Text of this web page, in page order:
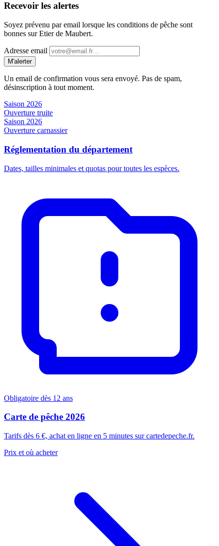
Recevoir les alertes
Soyez prévenu par email lorsque les conditions de pêche sont
bonnes sur Etier de Maubert.
Adresse email
M'alerter
Un email de confirmation vous sera envoyé. Pas de spam,
désinscription à tout moment.
Saison 2026
Ouverture truite
Saison 2026
Ouverture carnassier
Réglementation du département
Dates, tailles minimales et quotas pour toutes les espèces.
Obligatoire dès 12 ans
Carte de pêche 2026
Tarifs dès 6 €, achat en ligne en 5 minutes sur cartedepeche.fr.
Prix et où acheter